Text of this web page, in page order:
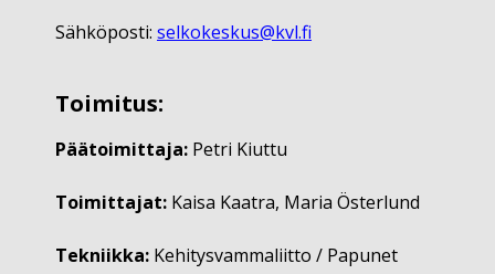
Sähköposti: selkokeskus@kvl.fi
Toimitus:
Päätoimittaja: Petri Kiuttu
Toimittajat: Kaisa Kaatra, Maria Österlund
Tekniikka: Kehitysvammaliitto / Papunet